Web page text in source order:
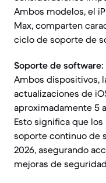
Ambos modelos, el
Max, comparten
ciclo de soporte de
Soporte de software:
Ambos dispositivos,
actualizaciones de
aproximadamente 5
Esto significa que
soporte continuo de
2026, asegurando
mejoras de